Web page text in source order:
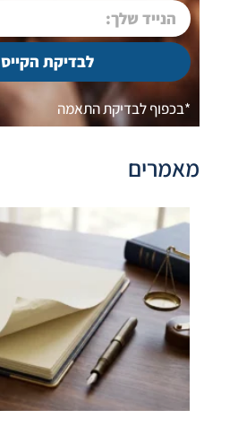
לבדיקת הקייס
*בכפוף לבדיקת התאמה
מאמרים